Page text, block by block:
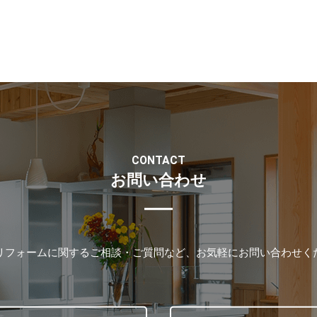
CONTACT
お問い合わせ
フォームに関するご相談・ご質問など、お気軽にお問い合わせく